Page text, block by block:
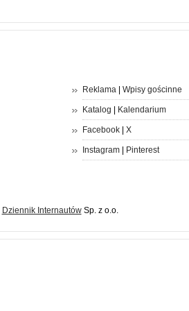
Reklama| Wpisy gościnne
Katalog Kalendarium
Facebook| X
Instagram| Pinterest
Dziennik InternautówSp. z o.o.